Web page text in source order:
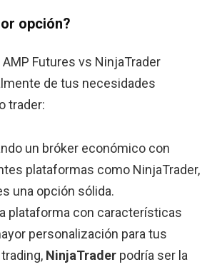
opción?
Futures vs NinjaTrader
de tus necesidades
trader:
un bróker económico con
plataformas como NinjaTrader,
una opción sólida.
plataforma con características
personalización para tus
NinjaTrader podría ser la